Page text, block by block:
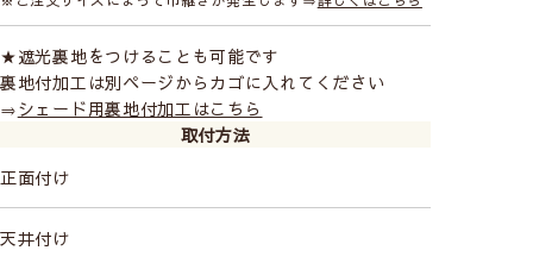
★遮光裏地をつけることも可能です
裏地付加工は別ページからカゴに入れてください
⇒シェード用裏地付加工はこちら
取付方法
正面付け
天井付け